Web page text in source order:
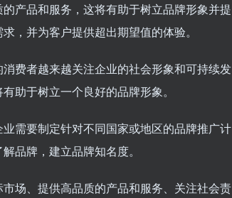
产品和服务，这将有助于树立品牌形象并提
，并为客户提供超出期望值的体验。
费者越来越关注企业的社会形象和可持续发
助于树立一个良好的品牌形象。
需要制定针对不同国家或地区的品牌推广计
品牌，建立品牌知名度。
场、提供高品质的产品和服务、关注社会责